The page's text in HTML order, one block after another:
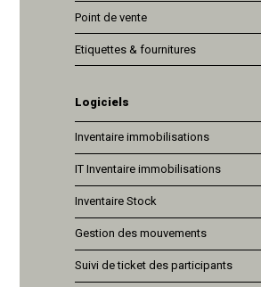
Point de vente
Etiquettes & fournitures
Logiciels
Inventaire immobilisations
IT Inventaire immobilisations
Inventaire Stock
Gestion des mouvements
Suivi de ticket des participants